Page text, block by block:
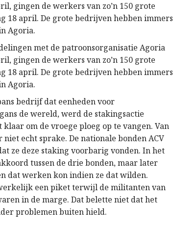
gingen de werkers van zo’n 150 grote
18 april. De grote bedrijven hebben immers
Agoria.
met de patroonsorganisatie Agoria
gingen de werkers van zo’n 150 grote
18 april. De grote bedrijven hebben immers
Agoria.
bedrijf dat eenheden voor
de wereld, werd de stakingsactie
om de vroege ploeg op te vangen. Van
echt sprake. De nationale bonden ACV
ze deze staking voorbarig vonden. In het
tussen de drie bonden, maar later
dat werken kon indien ze dat wilden.
een piket terwijl de militanten van
in de marge. Dat belette niet dat het
problemen buiten hield.